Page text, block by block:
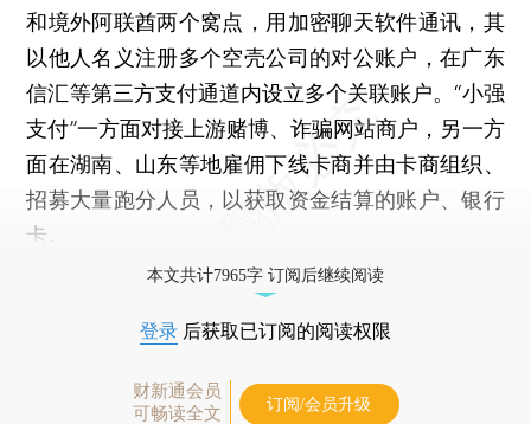
和境外阿联酋两个窝点，用加密聊天软件通讯，其
以他人名义注册多个空壳公司的对公账户，在广东
信汇等第三方支付通道内设立多个关联账户。“小强
支付”一方面对接上游赌博、诈骗网站商户，另一方
面在湖南、山东等地雇佣下线卡商并由卡商组织、
招募大量跑分人员，以获取资金结算的账户、银行
卡。
本文共计7965字 订阅后继续阅读
登录 后获取已订阅的阅读权限
财新通会员
可畅读全文
订阅/会员升级